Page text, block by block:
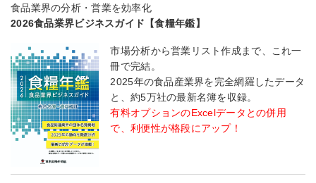
食品業界の分析・営業を効率化
2026食品業界ビジネスガイド【食糧年鑑】
市場分析から営業リスト作成まで、これ一
冊で完結。
2025年の食品産業界を完全網羅したデータ
と、約5万社の最新名簿を収録。
有料オプションのExcelデータとの併用
で、利便性が格段にアップ！